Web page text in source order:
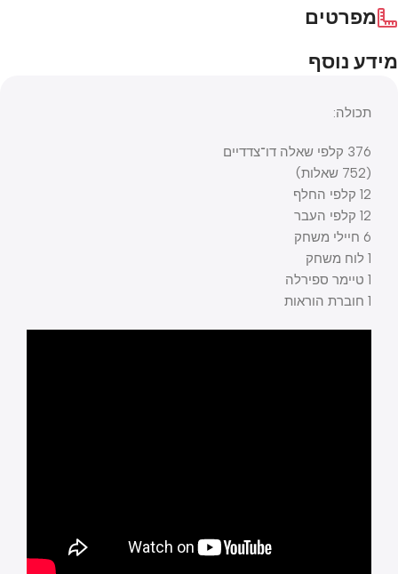
מפרטים
מידע נוסף
תכולה:
376 קלפי שאלה דו־צדדיים
(752 שאלות)
12 קלפי החלף
12 קלפי העבר
6 חיילי משחק
1 לוח משחק
1 טיימר ספירלה
1 חוברת הוראות